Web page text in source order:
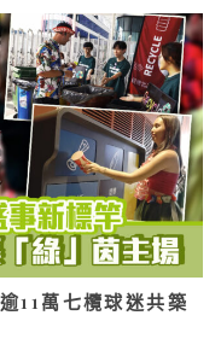
11萬七欖球迷共築